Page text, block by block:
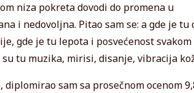
niza pokreta dovodi do promena u
i nedovoljna. Pitao sam se: a gde je tu
gde je tu lepota i posvećenost svakom
tu muzika, mirisi, disanje, vibracija
sam sa prosečnom ocenom